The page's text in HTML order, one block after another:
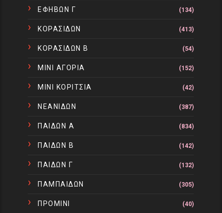
ΕΦΗΒΩΝ Γ (134)
ΚΟΡΑΣΙΔΩΝ (413)
ΚΟΡΑΣΙΔΩΝ Β (54)
ΜΙΝΙ ΑΓΟΡΙΑ (152)
ΜΙΝΙ ΚΟΡΙΤΣΙΑ (42)
ΝΕΑΝΙΔΩΝ (387)
ΠΑΙΔΩΝ Α (834)
ΠΑΙΔΩΝ Β (142)
ΠΑΙΔΩΝ Γ (132)
ΠΑΜΠΑΙΔΩΝ (305)
ΠΡΟΜΙΝΙ (40)